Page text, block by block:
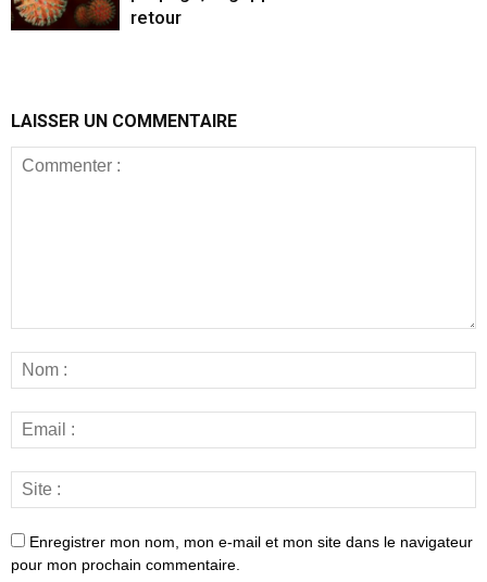
retour
LAISSER UN COMMENTAIRE
Enregistrer mon nom, mon e-mail et mon site dans le navigateur
pour mon prochain commentaire.